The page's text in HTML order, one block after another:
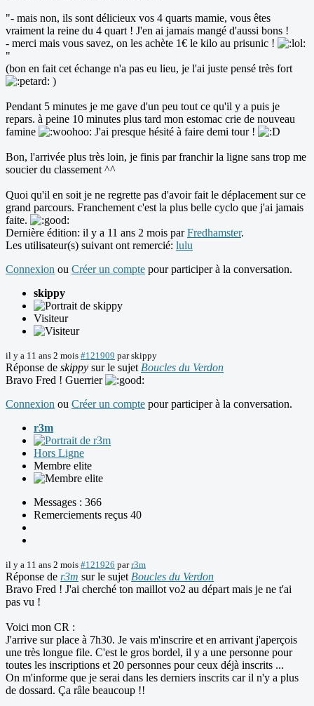
"- mais non, ils sont délicieux vos 4 quarts mamie, vous êtes
vraiment la reine du 4 quart ! J'en ai jamais mangé d'aussi bons !
- merci mais vous savez, on les achète 1€ le kilo au prisunic !
"
(bon en fait cet échange n'a pas eu lieu, je l'ai juste pensé très fort
)
Pendant 5 minutes je me gave d'un peu tout ce qu'il y a puis je
repars. à peine 10 minutes plus tard mon estomac crie de nouveau
famine
J'ai presque hésité à faire demi tour !
Bon, l'arrivée plus très loin, je finis par franchir la ligne sans trop me
soucier du classement ^^
Quoi qu'il en soit je ne regrette pas d'avoir fait le déplacement sur ce
grand parcours. Franchement c'est la plus belle cyclo que j'ai jamais
faite.
Dernière édition: il y a 11 ans 2 mois parFredhamster.
Les utilisateur(s) suivant ont remercié: lulu
Connexion ou Créer un compte pour participer à la conversation.
skippy
Visiteur
il y a 11 ans 2 mois #121909 parskippy
Réponse de skippy sur le sujet Boucles du Verdon
Bravo Fred ! Guerrier
Connexion ou Créer un compte pour participer à la conversation.
r3m
Hors Ligne
Membre elite
Messages : 366
Remerciements reçus 40
il y a 11 ans 2 mois #121926 parr3m
Réponse de r3m sur le sujet Boucles du Verdon
Bravo Fred ! J'ai cherché ton maillot vo2 au départ mais je ne t'ai
pas vu !
Voici mon CR :
J'arrive sur place à 7h30. Je vais m'inscrire et en arrivant j'aperçois
une très longue file. C'est le gros bordel, il y a une personne pour
toutes les inscriptions et 20 personnes pour ceux déjà inscrits ...
On m'informe que je serai dans les derniers inscrits car il n'y a plus
de dossard. Ça râle beaucoup !!